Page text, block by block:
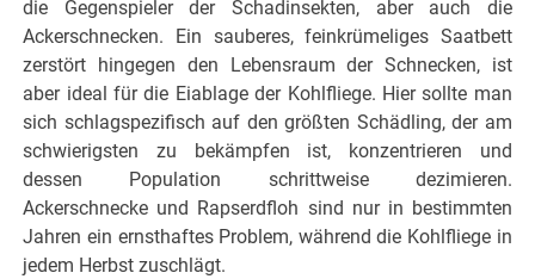
die Gegenspieler der Schadinsekten, aber auch die
Ackerschnecken. Ein sauberes, feinkrümeliges Saatbett
zerstört hingegen den Lebensraum der Schnecken, ist
aber ideal für die Eiablage der Kohlfliege. Hier sollte man
sich schlagspezifisch auf den größten Schädling, der am
schwierigsten zu bekämpfen ist, konzentrieren und
dessen Population schrittweise dezimieren.
Ackerschnecke und Rapserdfloh sind nur in bestimmten
Jahren ein ernsthaftes Problem, während die Kohlfliege in
jedem Herbst zuschlägt.